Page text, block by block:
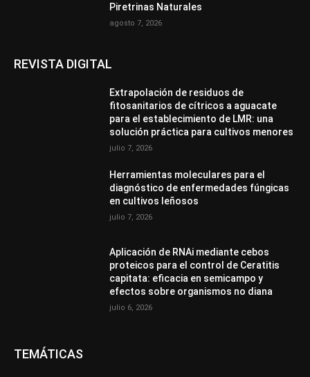
Piretrinas Naturales
agosto 7, 2026
REVISTA DIGITAL
Extrapolación de residuos de
fitosanitarios de cítricos a aguacate
para el establecimiento de LMR: una
solución práctica para cultivos menores
julio 7, 2026
Herramientas moleculares para el
diagnóstico de enfermedades fúngicas
en cultivos leñosos
julio 7, 2026
Aplicación de RNAi mediante cebos
proteicos para el control de Ceratitis
capitata: eficacia en semicampo y
efectos sobre organismos no diana
julio 6, 2026
TEMÁTICAS